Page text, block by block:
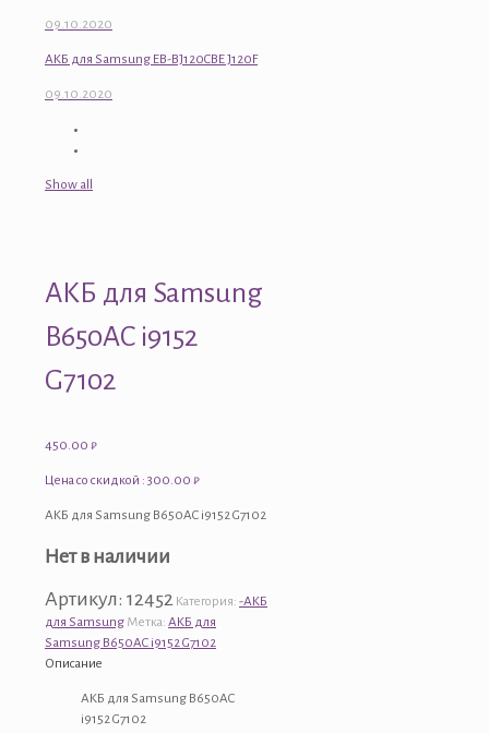
09.10.2020
АКБ для Samsung EB-BJ120CBE J120F
09.10.2020
Show all
АКБ для Samsung
B650AC i9152
G7102
450.00 ₽
Цена со скидкой : 300.00 ₽
АКБ для Samsung B650AC i9152 G7102
Нет в наличии
Артикул: 12452 Категория: -АКБ
для Samsung Метка: АКБ для
Samsung B650AC i9152 G7102
Описание
АКБ для Samsung B650AC
i9152 G7102